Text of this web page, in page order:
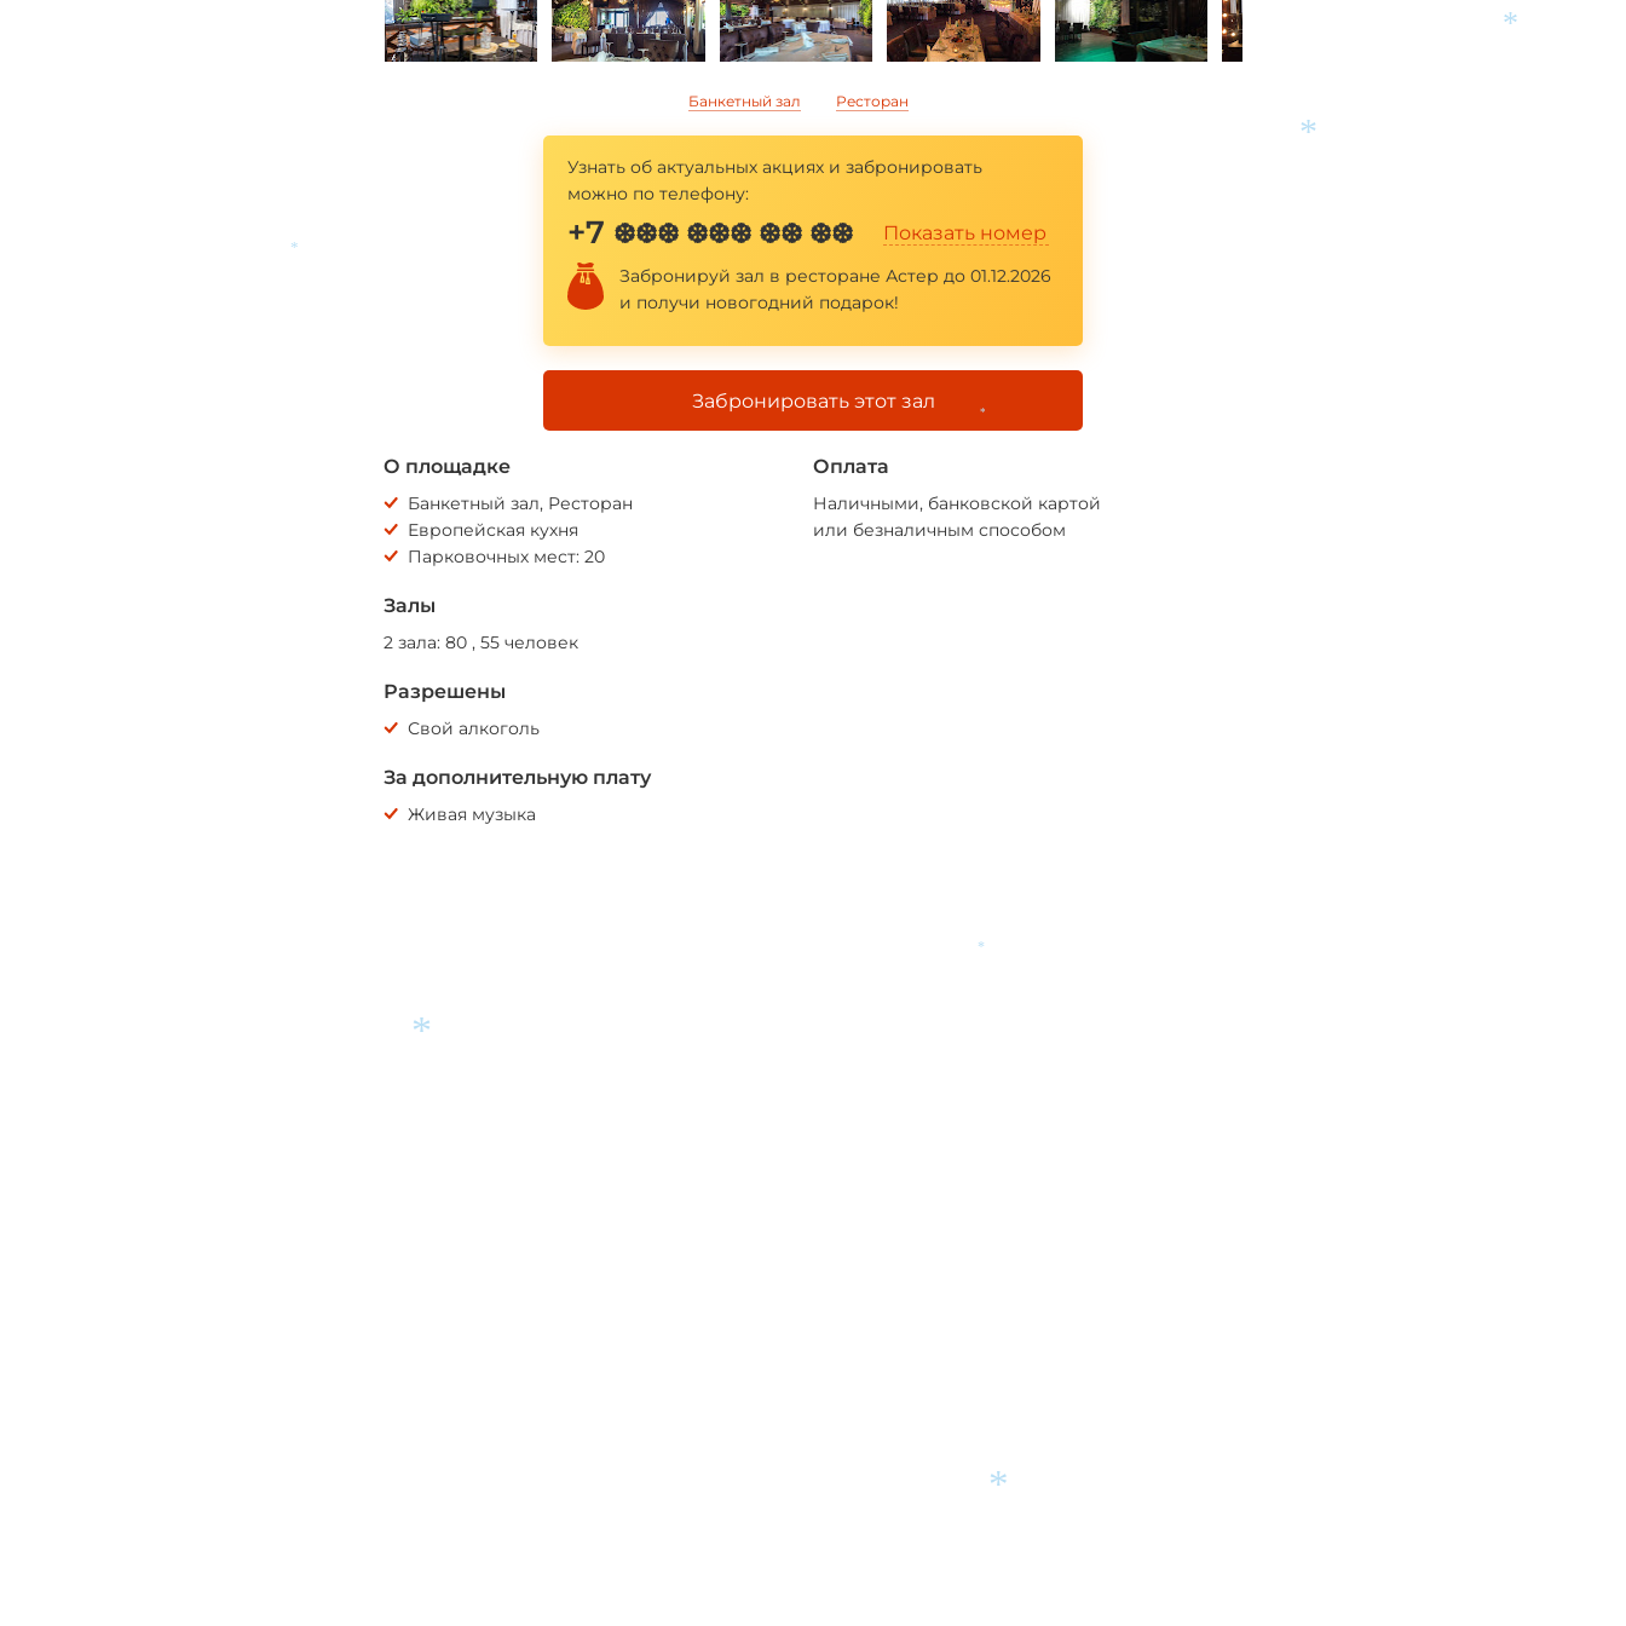
Банкетный зал Ресторан
Узнать об актуальных акциях и забронировать
можно по телефону:
+7 ❆❆❆ ❆❆❆ ❆❆ ❆❆ Показать номер
Забронируй зал в ресторане Астер до 01.12.2026
и получи новогодний подарок!
Забронировать этот зал
О площадке
Банкетный зал, Ресторан
Европейская кухня
Парковочных мест: 20
Залы
2 зала: 80 , 55 человек
Разрешены
Свой алкоголь
За дополнительную плату
Живая музыка
Оплата
Наличными, банковской картой
или безналичным способом
*